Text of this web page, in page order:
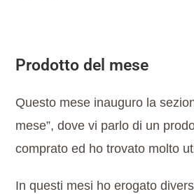
Prodotto del mese
Questo mese inauguro la
mese”, dove vi parlo di un
comprato ed ho trovato molto
In questi mesi ho erogato